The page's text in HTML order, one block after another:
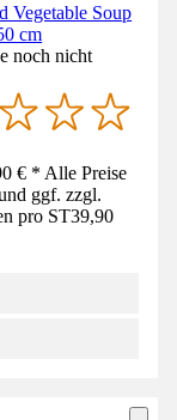
Vegetable Soup
cm
noch nicht
€ * Alle Preise
ggf. zzgl.
pro ST39,90